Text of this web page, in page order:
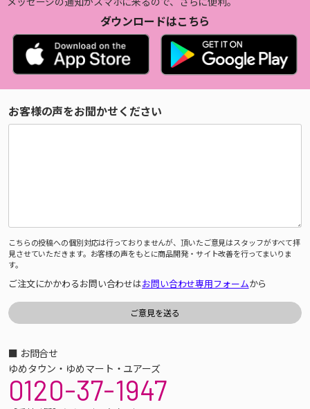
ダウンロードはこちら
お客様の声をお聞かせください
こちらの投稿への個別対応は行っておりませんが、頂いたご意見はスタッフがすべて拝
見させていただきます。お客様の声をもとに商品開発・サイト改善を行ってまいりま
す。
ご注文にかかわるお問い合わせはお問い合わせ専用フォームから
■ お問合せ
ゆめタウン・ゆめマート・ユアーズ
0120-37-1947